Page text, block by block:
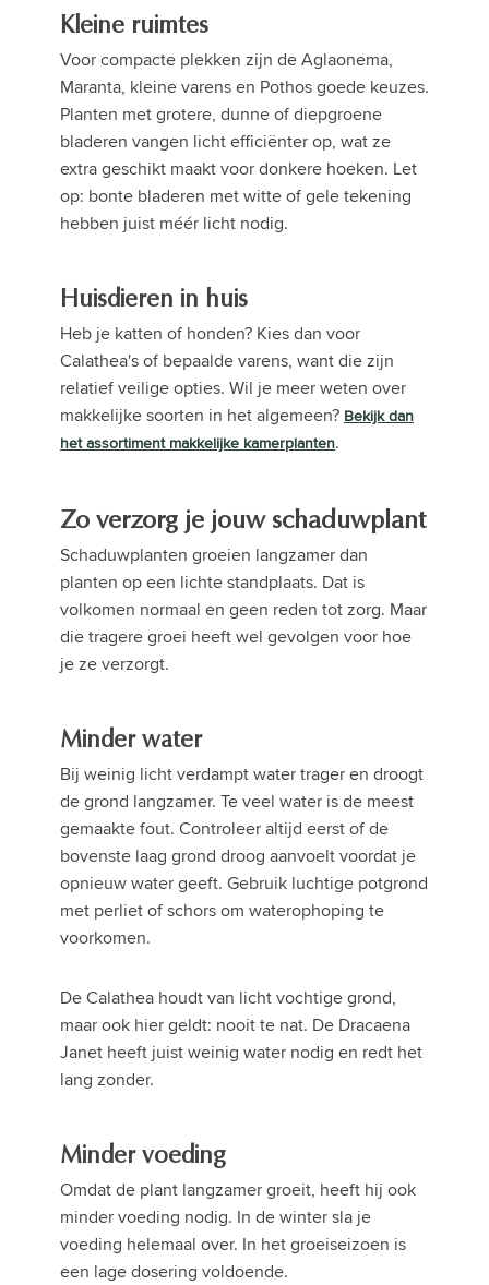
Kleine ruimtes
Voor compacte plekken zijn de Aglaonema,
Maranta, kleine varens en Pothos goede keuzes.
Planten met grotere, dunne of diepgroene
bladeren vangen licht efficiënter op, wat ze
extra geschikt maakt voor donkere hoeken. Let
op: bonte bladeren met witte of gele tekening
hebben juist méér licht nodig.
Huisdieren in huis
Heb je katten of honden? Kies dan voor
Calathea's of bepaalde varens, want die zijn
relatief veilige opties. Wil je meer weten over
makkelijke soorten in het algemeen? Bekijk dan
het assortiment makkelijke kamerplanten.
Zo verzorg je jouw schaduwplant
Schaduwplanten groeien langzamer dan
planten op een lichte standplaats. Dat is
volkomen normaal en geen reden tot zorg. Maar
die tragere groei heeft wel gevolgen voor hoe
je ze verzorgt.
Minder water
Bij weinig licht verdampt water trager en droogt
de grond langzamer. Te veel water is de meest
gemaakte fout. Controleer altijd eerst of de
bovenste laag grond droog aanvoelt voordat je
opnieuw water geeft. Gebruik luchtige potgrond
met perliet of schors om waterophoping te
voorkomen.
De Calathea houdt van licht vochtige grond,
maar ook hier geldt: nooit te nat. De Dracaena
Janet heeft juist weinig water nodig en redt het
lang zonder.
Minder voeding
Omdat de plant langzamer groeit, heeft hij ook
minder voeding nodig. In de winter sla je
voeding helemaal over. In het groeiseizoen is
een lage dosering voldoende.